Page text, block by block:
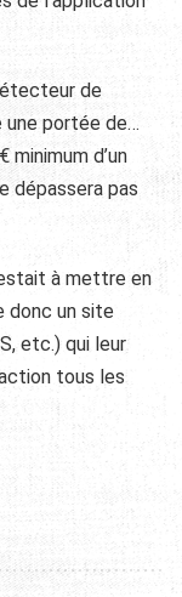
de
une portée de…
d’un
dépassera pas
à mettre en
donc un site
etc.) qui leur
tous les